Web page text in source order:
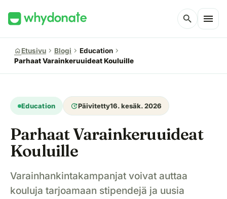
search menu
homeEtusivu chevron_right Blogi chevron_right Education chevron_right
Parhaat Varainkeruuideat Kouluille
Education updatePäivitetty16. kesäk. 2026
Parhaat Varainkeruuideat
Kouluille
Varainhankintakampanjat voivat auttaa
kouluja tarjoamaan stipendejä ja uusia